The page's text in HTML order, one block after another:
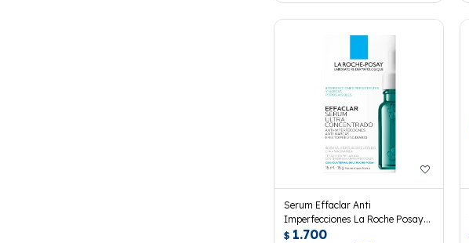
Serum Effaclar Anti
Imperfecciones La Roche Posay
15 Ml.
$ 1.700